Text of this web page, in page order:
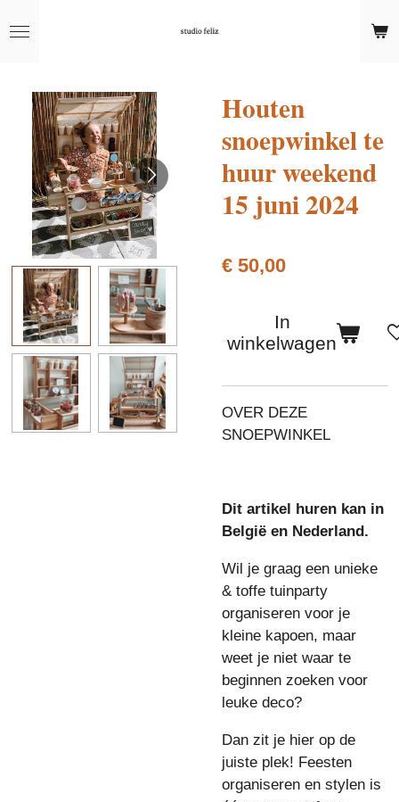
direct
hoofdinhoud
Houten
snoepwinkel te
huur weekend
15 juni 2024
€ 50,00
In
winkelwagen
OVER DEZE
SNOEPWINKEL
Dit artikel huren kan in
België en Nederland.
Wil je graag een unieke
& toffe tuinparty
organiseren voor je
kleine kapoen, maar
weet je niet waar te
beginnen zoeken voor
leuke deco?
Dan zit je hier op de
juiste plek! Feesten
organiseren en stylen is